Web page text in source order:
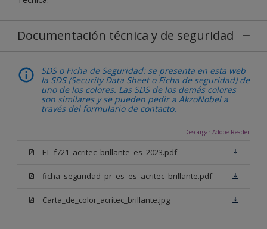
Documentación técnica y de seguridad
SDS o Ficha de Seguridad: se presenta en esta web
la SDS (Security Data Sheet o Ficha de seguridad) de
uno de los colores. Las SDS de los demás colores
son similares y se pueden pedir a AkzoNobel a
través del formulario de contacto.
Descargar Adobe Reader
FT_f721_acritec_brillante_es_2023.pdf
ficha_seguridad_pr_es_es_acritec_brillante.pdf
Carta_de_color_acritec_brillante.jpg